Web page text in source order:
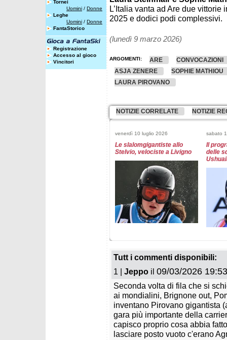
Tornei
Uomini / Donne
Leghe
Uomini / Donne
FantaStorico
Registrazione
Accesso al gioco
Vincitori
L’Italia vanta ad Are due
2025 e dodici podi complessivi.
(lunedì 9 marzo 2026)
ARGOMENTI: ARE
CONVOCAZIONI
ASJA ZENERE
SOPHIE MATHIOU
LAURA PIROVANO
NOTIZIE CORRELATE NOTIZIE
venerdì 10 luglio 2026
Le slalomgigantiste allo
Stelvio, velociste a Livigno
sabato
Il
delle
per stagione 2026/2027
Goggia
venerdì 27 marzo 2026 venerdì
Tutt i commenti disponibili:
1 | Jeppo il 09/03/2026
Seconda volta di fila che si
ai mondialini, Brignone out,
inventano Pirovano gigantista
gara più importante della
capisco proprio cosa abbia
lasciare posto vuoto c'erano